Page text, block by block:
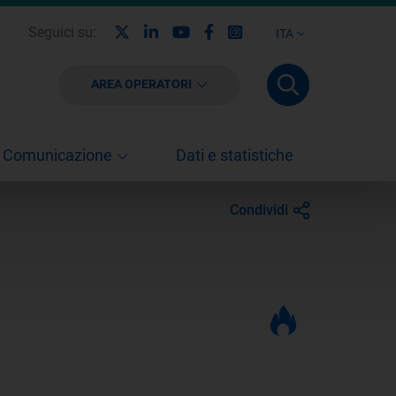
ITA
Seguici su: LinkedinYoutubeFacebook
Instagram
AREA OPERATORI
Comunicazione Dati e statistiche
Condividi